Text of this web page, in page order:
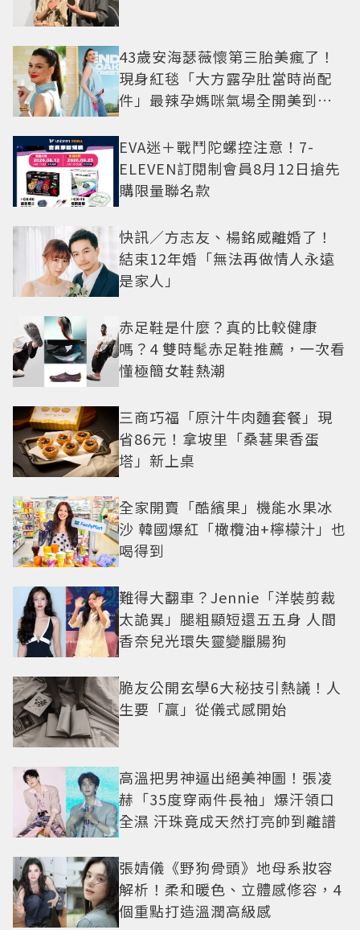
43歲安海瑟薇懷第三胎美瘋了！
現身紅毯「大方露孕肚當時尚配
件」最辣孕媽咪氣場全開美到發
EVA迷＋戰鬥陀螺控注意！7-
ELEVEN訂閱制會員8月12日搶先
購限量聯名款
快訊／方志友、楊銘威離婚了！
結束12年婚「無法再做情人永遠
是家人」
赤足鞋是什麼？真的比較健康
嗎？4 雙時髦赤足鞋推薦，一次看
懂極簡女鞋熱潮
三商巧福「原汁牛肉麵套餐」現
省86元！拿坡里「桑葚果香蛋
塔」新上桌
全家開賣「酷繽果」機能水果冰
沙 韓國爆紅「橄欖油+檸檬汁」也
喝得到
難得大翻車？Jennie「洋裝剪裁
太詭異」腿粗顯短還五五身 人間
香奈兒光環失靈變臘腸狗
脆友公開玄學6大秘技引熱議！人
生要「贏」從儀式感開始
高溫把男神逼出絕美神圖！張凌
赫「35度穿兩件長袖」爆汗領口
全濕 汗珠竟成天然打亮帥到離譜
張婧儀《野狗骨頭》地母系妝容
解析！柔和暖色、立體感修容，4
個重點打造溫潤高級感